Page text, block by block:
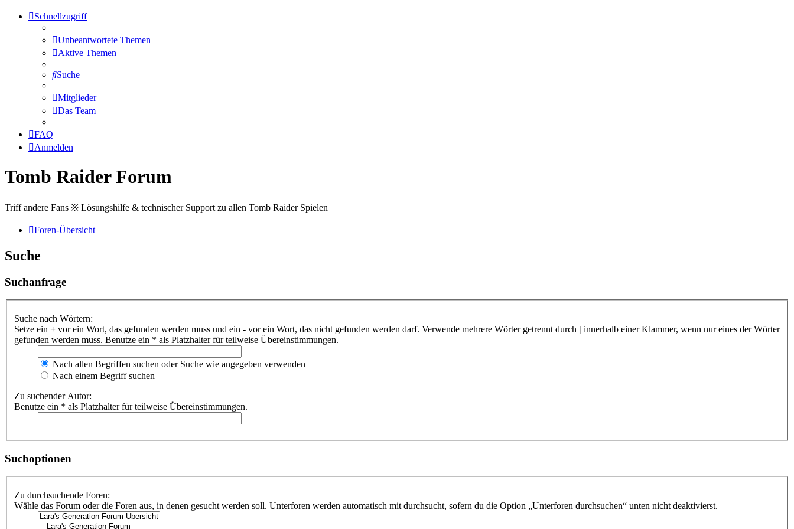
Schnellzugriff
Unbeantwortete Themen
Aktive Themen
Suche
Mitglieder
Das Team
FAQ
Anmelden
Tomb Raider Forum
Triff andere Fans ※ Lösungshilfe & technischer Support zu allen Tomb Raider Spielen
Foren-Übersicht
Suche
Suchanfrage
Suche nach Wörtern:
Setze ein + vor ein Wort, das gefunden werden muss und ein - vor ein Wort, das nicht gefunden werden darf. Verwende mehrere Wörter getrennt durch | innerhalb einer Klammer, wenn nur eines der Wörter
gefunden werden muss. Benutze ein * als Platzhalter für teilweise Übereinstimmungen.
Nach allen Begriffen suchen oder Suche wie angegeben verwenden
Nach einem Begriff suchen
Zu suchender Autor:
Benutze ein * als Platzhalter für teilweise Übereinstimmungen.
Suchoptionen
Zu durchsuchende Foren:
Wähle das Forum oder die Foren aus, in denen gesucht werden soll. Unterforen werden automatisch mit durchsucht, sofern du die Option „Unterforen durchsuchen“ unten nicht deaktivierst.